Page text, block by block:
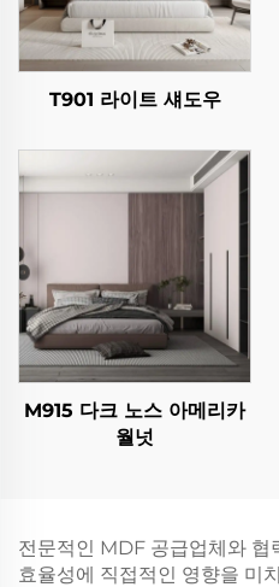
T901 라이트 섀도우
M915 다크 노스 아메리카
월넛
전문적인 MDF 공급업체와 협
효율성에 직접적인 영향을 미